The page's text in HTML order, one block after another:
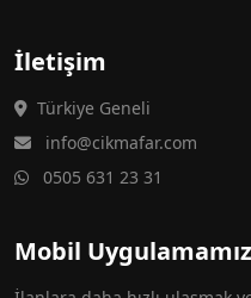
İletişim
Türkiye Geneli
info@cikmafar.com
0505 631 23 31
Mobil Uygulamamız